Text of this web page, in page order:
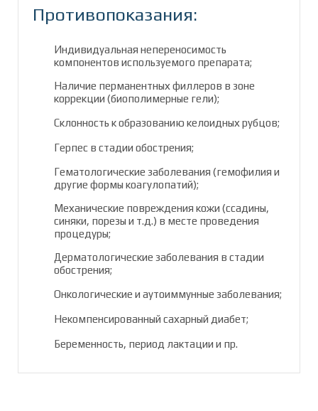
Противопоказания:
Индивидуальная непереносимость
компонентов используемого препарата;
Наличие перманентных филлеров в зоне
коррекции (биополимерные гели);
Склонность к образованию келоидных рубцов;
Герпес в стадии обострения;
Гематологические заболевания (гемофилия и
другие формы коагулопатий);
Механические повреждения кожи (ссадины,
синяки, порезы и т.д.) в месте проведения
процедуры;
Дерматологические заболевания в стадии
обострения;
Онкологические и аутоиммунные заболевания;
Некомпенсированный сахарный диабет;
Беременность, период лактации и пр.